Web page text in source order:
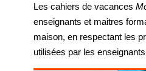
Les cahiers de vacances
enseignants et maitres
maison, en respectant les
utilisées par les